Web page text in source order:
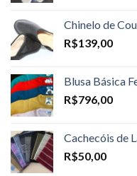
Chinelo de
R$139,00
Blusa Básica
R$796,00
Cachecóis de
R$50,00